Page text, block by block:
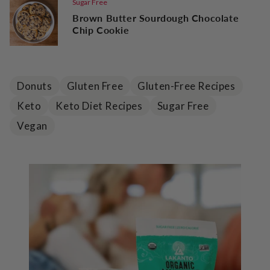
Sugar Free
Brown Butter Sourdough Chocolate
Chip Cookie
Donuts Gluten Free
Gluten-Free Recipes
Keto
Keto Diet Recipes
Sugar Free
Vegan